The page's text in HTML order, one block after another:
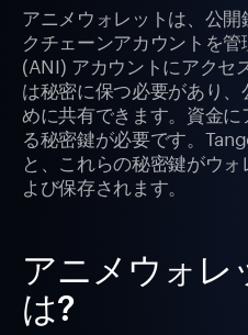
アニメウォレットは、公
クチェーンアカウントを
(ANI) アカウントにアクセ
は秘密に保つ必要があり
めに共有できます。資金
る秘密鍵が必要です。
と、これらの秘密鍵がウ
よび保存されます。
アニメウォレ
は?